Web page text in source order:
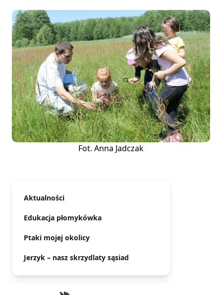
Fot. Anna Jadczak
Aktualności
Edukacja płomykówka
Ptaki mojej okolicy
Jerzyk – nasz skrzydlaty sąsiad